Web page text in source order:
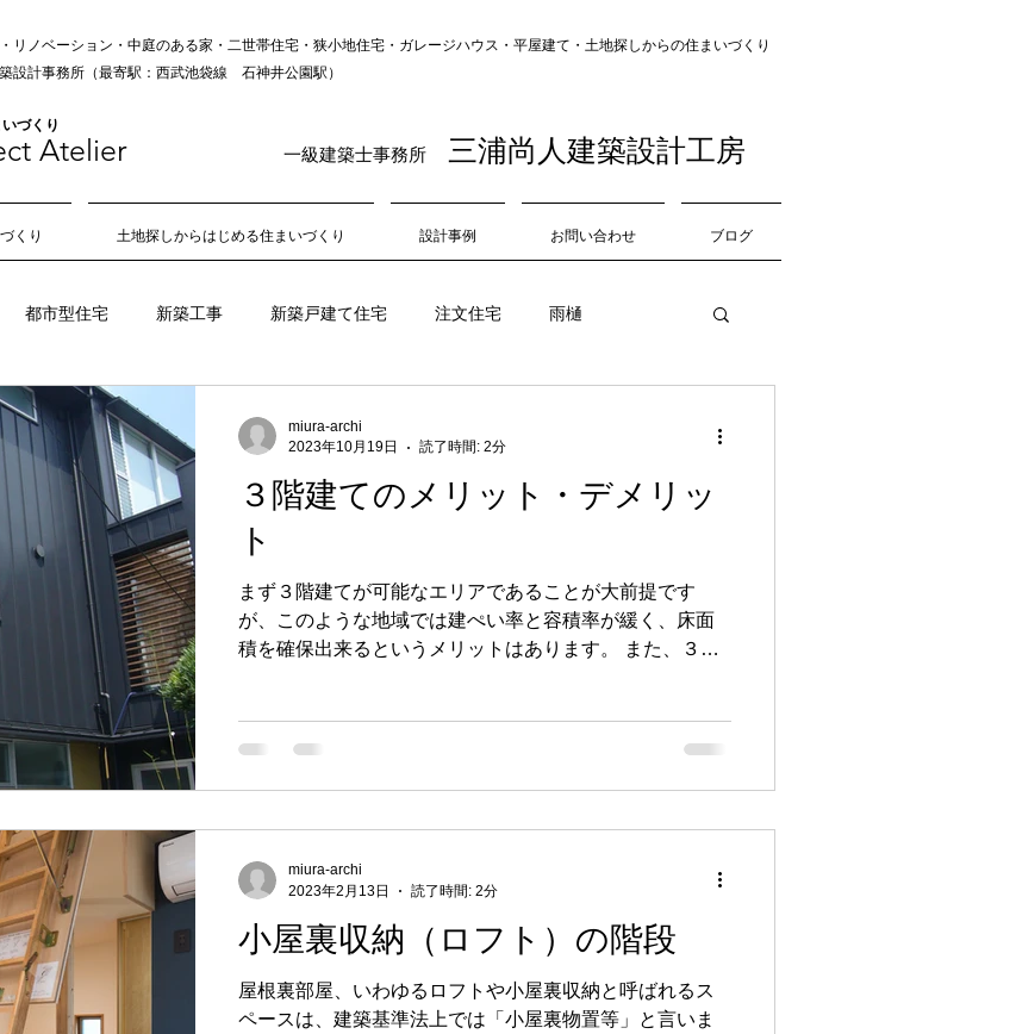
リノベーション・中庭のある家・二世帯住宅・狭小地住宅・ガレージハウス・平屋建て・土地探し​​からの住まいづくり
設計事務所（最寄駅：西武池袋線 石神井公園駅）
Atelier
づくり
一級建築士事務所 三浦尚人建築設計工房
くり 土地探しからはじめる住まいづくり 設計事例 お問い合わせ ブログ
都市型住宅 新築工事 新築戸建て住宅 注文住宅 雨樋
不動産
抜け 中庭 風通し 住み心地 居心地 収納 仕上げ材
３階建てのメリット・デメリッ
ト
まず３階建てが可能なエリアであることが大前提です
が、このような地域では建ぺい率と容積率が緩く、床面
積を確保出来るというメリットはあります。 また、３層
であれば、３階の一部を屋外テラスとして設けることも
られるでしょうか？ まずデメリットとして挙げられるの
は、上下階の移動（動線距離）でしょう。 １階から２
階、２階から３階と階段による移動は、若い年代ではそ
れほど苦にならないですが、年齢を重ねるごとに階段で
の昇り降りは大変になるので、はじめからエレベーター
を設置しておくか、あるいは将来エレベーターが設置出
miura-archi
2023年10月19日
読了時間: 2分
小屋裏収納（ロフト）の階段
屋根裏部屋、いわゆるロフトや小屋裏収納と呼ばれるス
ペースは、建築基準法上では「小屋裏物置等」と言いま
miura-archi
2023年2月13日
読了時間: 2分